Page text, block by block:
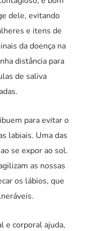
dele, evitando
e itens de
da doença na
distância para
de saliva
para evitar o
labiais. Uma das
se expor ao sol.
as nossas
os lábios, que
e corporal ajuda,